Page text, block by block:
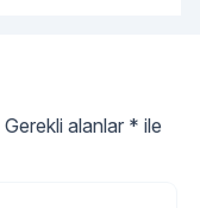
Gerekli alanlar * ile